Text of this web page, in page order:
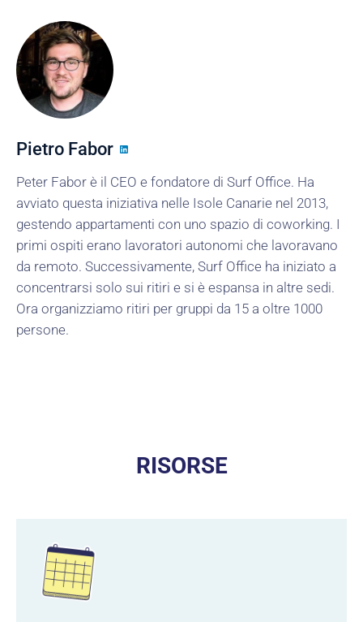
Pietro Fabor
Peter Fabor è il CEO e fondatore di Surf Office. Ha
avviato questa iniziativa nelle Isole Canarie nel 2013,
gestendo appartamenti con uno spazio di coworking. I
primi ospiti erano lavoratori autonomi che lavoravano
da remoto. Successivamente, Surf Office ha iniziato a
concentrarsi solo sui ritiri e si è espansa in altre sedi.
Ora organizziamo ritiri per gruppi da 15 a oltre 1000
persone.
RISORSE